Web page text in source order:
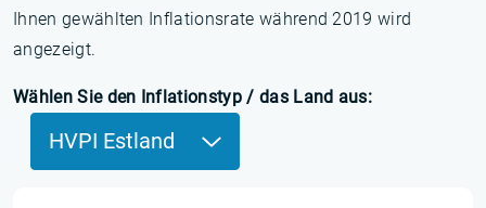
Ihnen gewählten Inflationsrate während 2019 wird
angezeigt.
Wählen Sie den Inflationstyp / das Land aus:
HVPI Estland